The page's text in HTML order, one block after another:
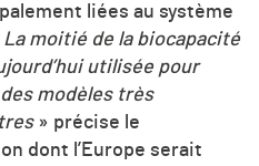
liées au système
La moitié de la biocapacité
utilisée pour
modèles très
» précise le
dont l’Europe serait